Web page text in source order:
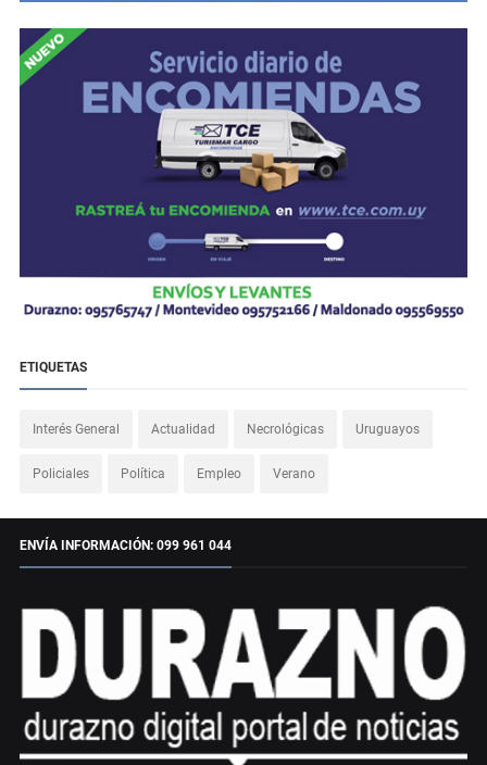
ETIQUETAS
Interés General Actualidad Necrológicas Uruguayos
Policiales Política Empleo Verano
ENVÍA INFORMACIÓN: 099 961 044